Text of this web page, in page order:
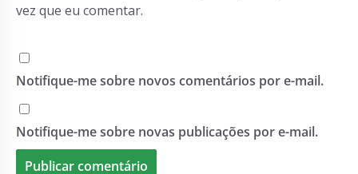
vez que eu comentar.
Notifique-me sobre novos comentários por e-mail.
Notifique-me sobre novas publicações por e-mail.